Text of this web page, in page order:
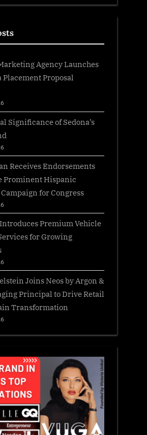
Agency Launches
Placement Proposal
Significance of Sedona’s
Receives Endorsements
Prominent Hispanic
for Congress
Premium Vehicle
for Growing
Joins Neos by Argon &
Principal to Drive Retail
Transformation